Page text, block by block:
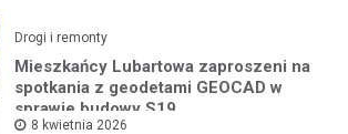
Drogi i remonty
Mieszkańcy Lubartowa zaproszeni na
spotkania z geodetami GEOCAD w
sprawie budowy S19
8 kwietnia 2026